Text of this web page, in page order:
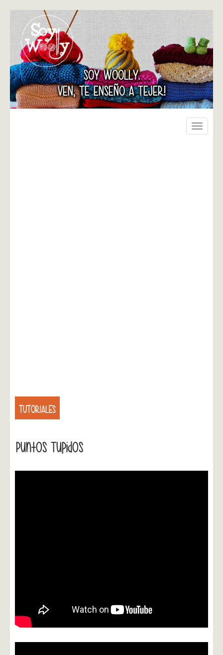
SOY WOOLLY.
VEN, TE ENSEÑO A TEJER!
Toggle
TUTORIALES
Puntos Tupidos